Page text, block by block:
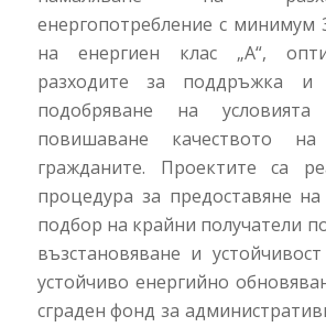
енергопотребление с минимум
на енергиен клас „А“,
разходите за поддръжка и
подобряване на
повишаване качеството
гражданите. Проектите са
процедура за предоставяне на
подбор на крайни получатели
възстановяване и
устойчиво енергийно
сграден фонд за